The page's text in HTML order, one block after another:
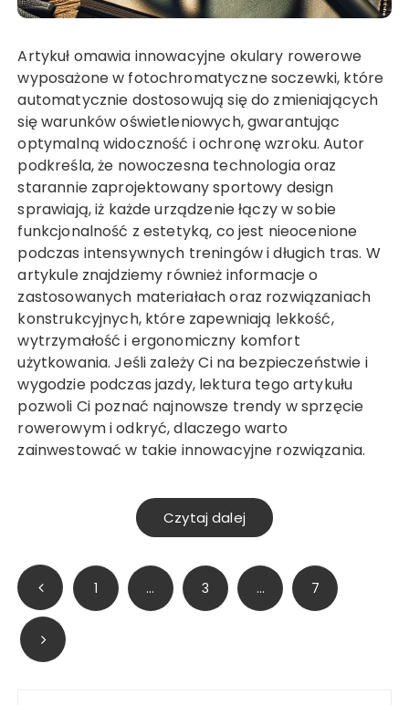
Artykuł omawia innowacyjne okulary rowerowe
wyposażone w fotochromatyczne soczewki, które
automatycznie dostosowują się do zmieniających
się warunków oświetleniowych, gwarantując
optymalną widoczność i ochronę wzroku. Autor
podkreśla, że nowoczesna technologia oraz
starannie zaprojektowany sportowy design
sprawiają, iż każde urządzenie łączy w sobie
funkcjonalność z estetyką, co jest nieocenione
podczas intensywnych treningów i długich tras. W
artykule znajdziemy również informacje o
zastosowanych materiałach oraz rozwiązaniach
konstrukcyjnych, które zapewniają lekkość,
wytrzymałość i ergonomiczny komfort
użytkowania. Jeśli zależy Ci na bezpieczeństwie i
wygodzie podczas jazdy, lektura tego artykułu
pozwoli Ci poznać najnowsze trendy w sprzęcie
rowerowym i odkryć, dlaczego warto
zainwestować w takie innowacyjne rozwiązania.
Czytaj dalej
Stronicowanie
wpisów1 … 3 … 7